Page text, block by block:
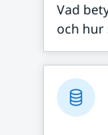
Vad
och hur